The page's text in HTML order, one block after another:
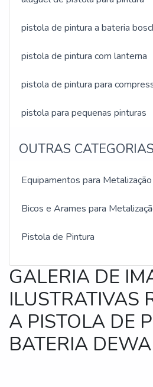
pistola de pintura a bateria
pistola de pintura com lanterna
pistola de pintura para
pistola para pequenas pinturas
OUTRAS CATEGORIAS
Equipamentos para Metalização
Bicos e Arames para
Pistola de Pintura
GALERIA DE
ILUSTRATIVAS
A PISTOLA DE
BATERIA